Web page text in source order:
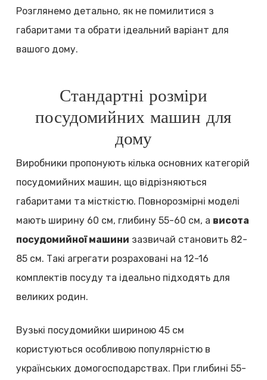
Розглянемо детально, як не помилитися з
габаритами та обрати ідеальний варіант для
вашого дому.
Стандартні розміри
посудомийних машин для
дому
Виробники пропонують кілька основних категорій
посудомийних машин, що відрізняються
габаритами та місткістю. Повнорозмірні моделі
мають ширину 60 см, глибину 55-60 см, а висота
посудомийної машини зазвичай становить 82-
85 см. Такі агрегати розраховані на 12-16
комплектів посуду та ідеально підходять для
великих родин.
Вузькі посудомийки шириною 45 см
користуються особливою популярністю в
українських домогосподарствах. При глибині 55-